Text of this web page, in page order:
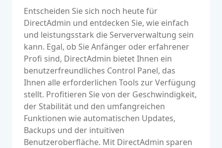
Entscheiden Sie sich noch heute für
DirectAdmin und entdecken Sie, wie einfach
und leistungsstark die Serververwaltung sein
kann. Egal, ob Sie Anfänger oder erfahrener
Profi sind, DirectAdmin bietet Ihnen ein
benutzerfreundliches Control Panel, das
Ihnen alle erforderlichen Tools zur Verfügung
stellt. Profitieren Sie von der Geschwindigkeit,
der Stabilität und den umfangreichen
Funktionen wie automatischen Updates,
Backups und der intuitiven
Benutzeroberfläche. Mit DirectAdmin sparen